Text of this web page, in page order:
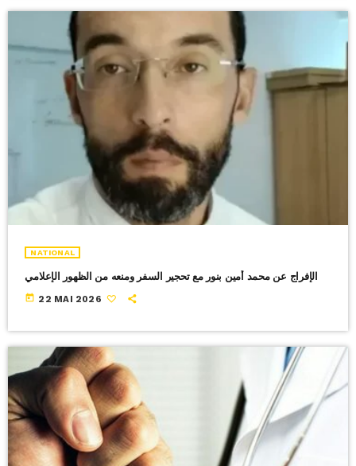
NATIONAL
الإفراج عن محمد أمين بنور مع تحجير السفر ومنعه من الظهور الإعلامي
today 22 MAI 2026